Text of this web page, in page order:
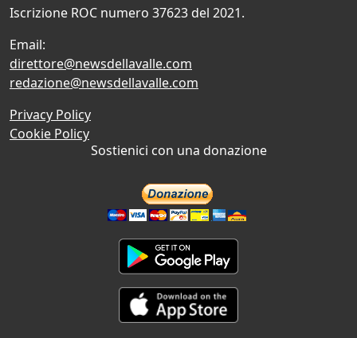
Iscrizione ROC numero 37623 del 2021.
Email:
direttore@newsdellavalle.com
redazione@newsdellavalle.com
Privacy Policy
Cookie Policy
Sostienici con una donazione